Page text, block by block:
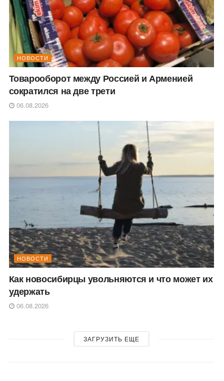
НОВОСТИ
Товарооборот между Россией и Арменией
сократился на две трети
06.08.2026
НОВОСТИ
Как новосибирцы увольняются и что может их
удержать
06.08.2026
ЗАГРУЗИТЬ ЕЩЕ